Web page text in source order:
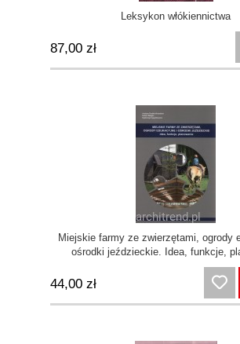
Leksykon włókiennictwa
87,00 zł
Miejskie farmy ze zwierzętami, ogrody
ośrodki jeździeckie. Idea, funkcje,
44,00 zł